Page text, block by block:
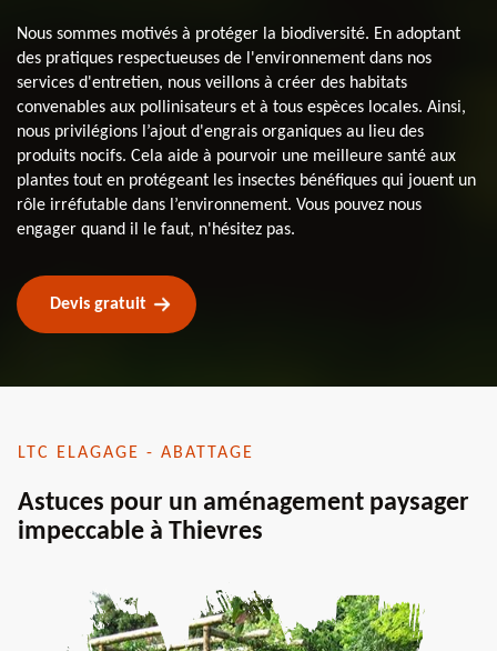
Nous sommes motivés à protéger la biodiversité. En adoptant
des pratiques respectueuses de l'environnement dans nos
services d'entretien, nous veillons à créer des habitats
convenables aux pollinisateurs et à tous espèces locales. Ainsi,
nous privilégions l’ajout d'engrais organiques au lieu des
produits nocifs. Cela aide à pourvoir une meilleure santé aux
plantes tout en protégeant les insectes bénéfiques qui jouent un
rôle irréfutable dans l’environnement. Vous pouvez nous
engager quand il le faut, n'hésitez pas.
Devis gratuit
LTC ELAGAGE - ABATTAGE
Astuces pour un aménagement paysager
impeccable à Thievres